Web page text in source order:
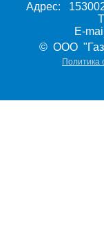
Адрес:
E-
© ООО
Политика